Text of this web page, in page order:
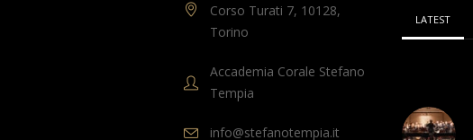
Corso Turati 7, 10128,
Torino
Accademia Corale Stefano
Tempia
info@stefanotempia.it
LATEST